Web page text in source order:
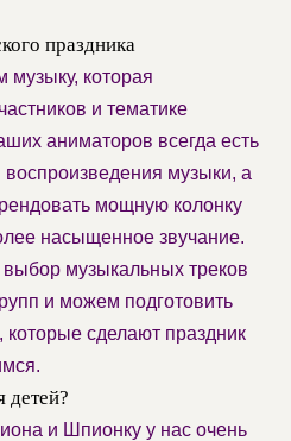
праздника
которая
и тематике
аниматоров всегда есть
воспроизведения музыки, а
мощную колонку
насыщенное звучание.
музыкальных треков
и можем подготовить
которые сделают праздник
детей?
и Шпионку у нас очень